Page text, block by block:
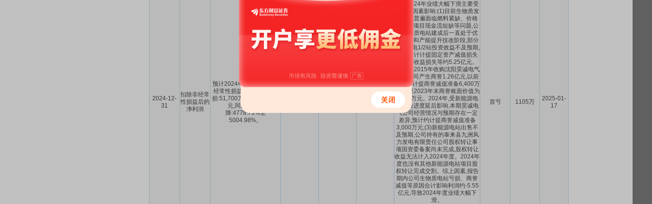
2024-12-
31
扣除非经常
性损益后的
净利润
预计2024年1-12月扣除非
经常性损益后的净利润亏
损:51,700万元至54,200万
元,同比上年下
降:4778.73%至
5004.98%。
-6647.84%
-6346.45%
公司2024年业绩大幅下滑主要受
到以下因素影响:(1)目前生物质发
电行业普遍面临燃料紧缺、价格
倒挂及项目现金流短缺等问题,公
司生物质电站建成后一直处于优
化调整和产能提升技改阶段,部分
生物质电1/2站投资效益不及预期,
初步预计计提固定资产减值损失
及投资收益损失等约5.25亿元。
(2)公司2015年收购沈阳昊诚电气
有限公司产生商誉1.26亿元,以前
年度已计提商誉减值准备6,400万
元,截至2023年末商誉账面价值为
6,200万元。2024年,受新能源电
站建设进度延后影响,本期昊诚电
气公司经营情况与预期存在一定
差异,预计约计提商誉减值准备
3,000万元;(3)新能源电站出售不
及预期,公司持有的泰来县九洲风
力发电有限责任公司股权转让事
项国资委备案尚未完成,股权转让
收益无法计入2024年度。2024年
度也没有其他新能源电站项目股
权转让完成交割。综上因素,报告
期内公司生物质电站亏损、商誉
减值等原因合计影响利润约-5.55
亿元,导致2024年度业绩大幅下
滑。
首亏 1105万
2025-01-
17